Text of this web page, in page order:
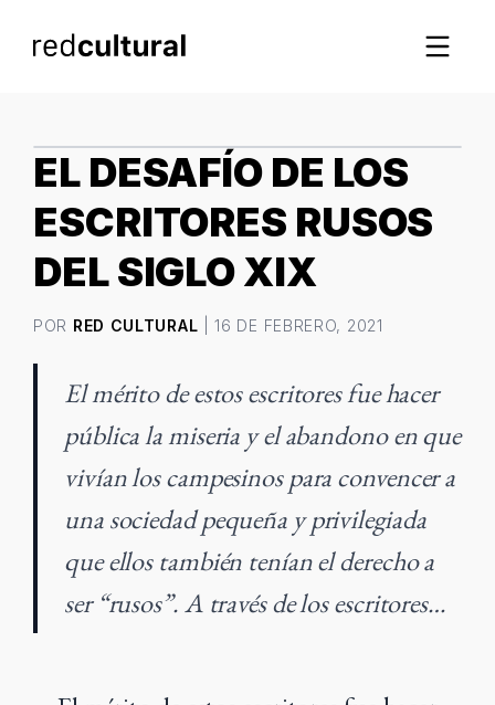
EL DESAFÍO DE LOS
ESCRITORES RUSOS
DEL SIGLO XIX
POR RED CULTURAL | 16 DE FEBRERO, 2021
El mérito de estos escritores fue hacer
pública la miseria y el abandono en que
vivían los campesinos para convencer a
una sociedad pequeña y privilegiada
que ellos también tenían el derecho a
ser “rusos”. A través de los escritores…